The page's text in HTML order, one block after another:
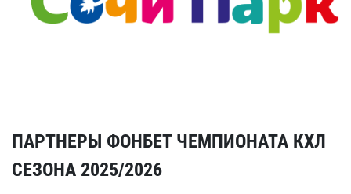
ПАРТНЕРЫ ФОНБЕТ ЧЕМПИОНАТА КХЛ
СЕЗОНА 2025/2026